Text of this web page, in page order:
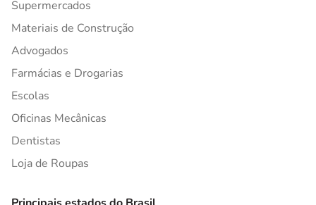
Supermercados
Materiais de Construção
Advogados
Farmácias e Drogarias
Escolas
Oficinas Mecânicas
Dentistas
Loja de Roupas